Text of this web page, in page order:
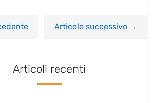
Articolo successivo→
Articoli recenti